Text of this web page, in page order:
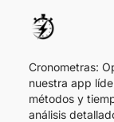
Cronometras:
nuestra app
métodos y
análisis